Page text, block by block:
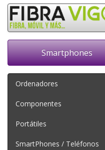
Smartphones
Ordenadores
Componentes
Portátiles
SmartPhones / Teléfonos